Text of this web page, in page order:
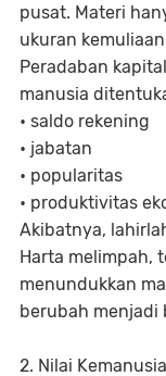
pusat. Materi
ukuran
Peradaban
manusia
• saldo rekening
• jabatan
• popularitas
• produktivitas
Akibatnya,
Harta melimpah,
menundukkan
berubah menjadi
2. Nilai